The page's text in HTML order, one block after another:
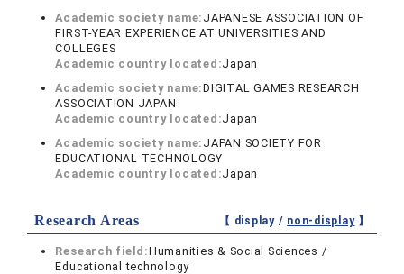
Academic society name: JAPANESE ASSOCIATION OF
FIRST-YEAR EXPERIENCE AT UNIVERSITIES AND
COLLEGES
Academic country located:Japan
Academic society name:DIGITAL GAMES RESEARCH
ASSOCIATION JAPAN
Academic country located:Japan
Academic society name: JAPAN SOCIETY FOR
EDUCATIONAL TECHNOLOGY
Academic country located:Japan
Research Areas 【 display / non-display】
Research field:Humanities & Social Sciences /
Educational technology